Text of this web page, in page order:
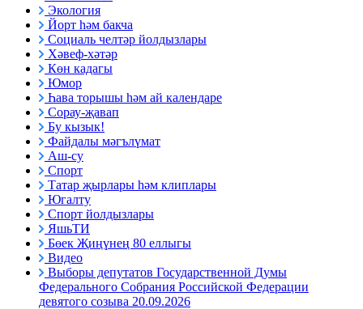
Экология
Йорт һәм бакча
Социаль челтәр йолдызлары
Хәвеф-хәтәр
Көн кадагы
Юмор
Һава торышы һәм ай календаре
Сорау-җавап
Бу кызык!
Файдалы мәгълүмат
Аш-су
Спорт
Татар җырлары һәм клиплары
Югалту
Спорт йолдызлары
ЯшьТИ
Бөек Җиңүнең 80 еллыгы
Видео
Выборы депутатов Государственной Думы
Федерального Собрания Российской Федерации
девятого созыва 20.09.2026